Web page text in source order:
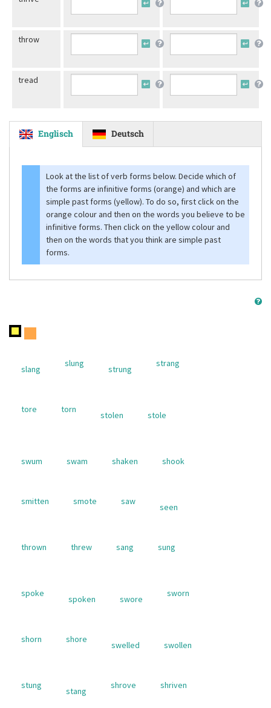
throw
tread
Englisch Deutsch
Look at the list of verb forms below. Decide which of
the forms are infinitive forms (orange) and which are
simple past forms (yellow). To do so, first click on the
orange colour and then on the words you believe to be
infinitive forms. Then click on the yellow colour and
then on the words that you think are simple past
forms.
slang
slung
strung
strang
tore torn
stolen stole
swum swam shaken shook
smitten smote saw
seen
thrown threw sang sung
spoke
spoken swore
sworn
shorn shore
swelled swollen
stung
stang
shrove shriven